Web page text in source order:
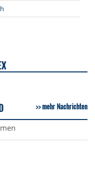
mehr Nachrichten